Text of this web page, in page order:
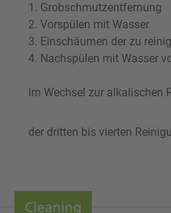
1. Grobschmutzentfernung
2. Vorspülen mit Wasser
3. Einschäumen der zu
4. Nachspülen mit Wasser
Im Wechsel zur alkalischen
der dritten bis vierten